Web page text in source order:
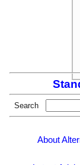
Search
About